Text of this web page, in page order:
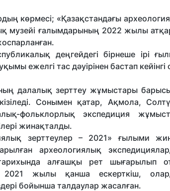
көрмесі; «Қазақстандағы
музейі ғалымдарының 2022 жылы
деңгейдегі бірнеше ірі
ежелгі тас дәуірінен бастап кейінгі
далалық зерттеу жұмыстары
Сонымен қатар, Ақмола,
фольклорлық экспедиция
жинақталды.
зерттеулер – 2021» ғылыми
археологиялық
алғашқы рет шығарылып
2021 жылы қанша ескерткіш,
бойынша талдаулар жасалған.